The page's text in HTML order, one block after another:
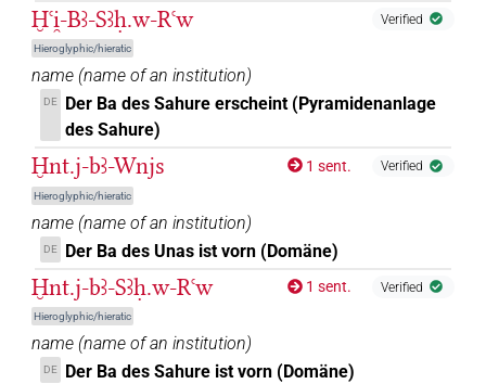
Ḫꜥi̯-Bꜣ-Sꜣḥ.w-Rꜥw
Hieroglyphic/hieratic
Verified
name (name of an institution)
DE
Der Ba des Sahure erscheint (Pyramidenanlage
des Sahure)
Ḫnt.j-bꜣ-Wnjs
Hieroglyphic/hieratic
1 sent. Verified
name (name of an institution)
DE Der Ba des Unas ist vorn (Domäne)
Ḫnt.j-bꜣ-Sꜣḥ.w-Rꜥw
Hieroglyphic/hieratic
1 sent. Verified
name (name of an institution)
DE Der Ba des Sahure ist vorn (Domäne)